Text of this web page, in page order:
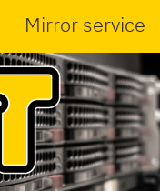
Mirror service